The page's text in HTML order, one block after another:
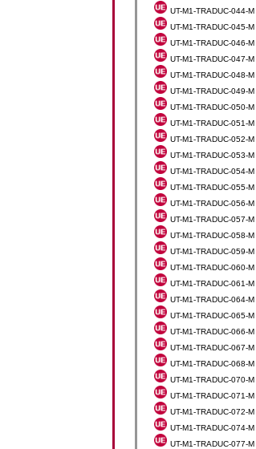
UT-M1-TRADUC-044-M
UT-M1-TRADUC-045-M
UT-M1-TRADUC-046-M
UT-M1-TRADUC-047-M
UT-M1-TRADUC-048-M
UT-M1-TRADUC-049-M
UT-M1-TRADUC-050-M
UT-M1-TRADUC-051-M
UT-M1-TRADUC-052-M
UT-M1-TRADUC-053-M
UT-M1-TRADUC-054-M
UT-M1-TRADUC-055-M
UT-M1-TRADUC-056-M
UT-M1-TRADUC-057-M
UT-M1-TRADUC-058-M
UT-M1-TRADUC-059-M
UT-M1-TRADUC-060-M
UT-M1-TRADUC-061-M
UT-M1-TRADUC-064-M
UT-M1-TRADUC-065-M
UT-M1-TRADUC-066-M
UT-M1-TRADUC-067-M
UT-M1-TRADUC-068-M
UT-M1-TRADUC-070-M
UT-M1-TRADUC-071-M
UT-M1-TRADUC-072-M
UT-M1-TRADUC-074-M
UT-M1-TRADUC-077-M